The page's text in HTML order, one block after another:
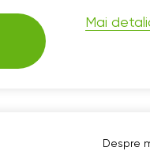
Mai
Despre